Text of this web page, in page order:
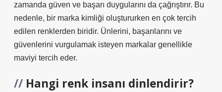
zamanda güven ve başarı duygularını da çağrıştırır. Bu
nedenle, bir marka kimliği oluştururken en çok tercih
edilen renklerden biridir. Ünlerini, başarılarını ve
güvenlerini vurgulamak isteyen markalar genellikle
maviyi tercih eder.
Hangi renk insanı dinlendirir?